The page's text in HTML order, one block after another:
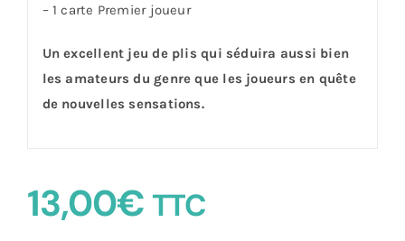
– 1 carte Premier joueur
Un excellent jeu de plis qui séduira aussi bien
les amateurs du genre que les joueurs en quête
de nouvelles sensations.
13,00€ TTC